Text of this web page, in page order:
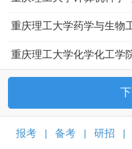
重庆理工大学药学与生物
重庆理工大学化学化工学
报考 备考 研招